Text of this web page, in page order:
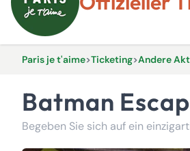
Paris je t'aime>Ticketing>Andere
Batman